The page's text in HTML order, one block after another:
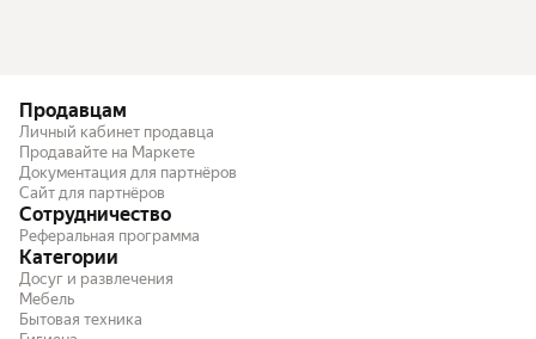
Продавцам
Личный кабинет продавца
Продавайте на Маркете
Документация для партнёров
Сайт для партнёров
Сотрудничество
Реферальная программа
Категории
Досуг и развлечения
Мебель
Бытовая техника